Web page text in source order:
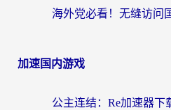
加速国内游戏